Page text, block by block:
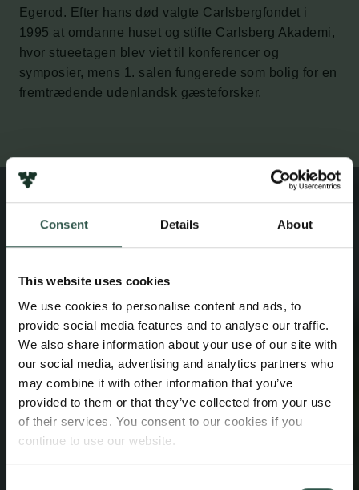
Consent Details About
This website uses cookies
We use cookies to personalise content and ads, to
provide social media features and to analyse our traffic.
We also share information about your use of our site with
our social media, advertising and analytics partners who
may combine it with other information that you’ve
provided to them or that they’ve collected from your use
of their services. You consent to our cookies if you
continue to use our website.
Egerod. Efter hans død valgte Carlsbergfondet i
1995 at omdanne huset og stifte Carlsberg Akademi,
hvor stueetagen blev viet til konferencer og
symposier, mens 1. salen fungerede som bolig for en
fremtrædende udenlandsk gæsteforsker.